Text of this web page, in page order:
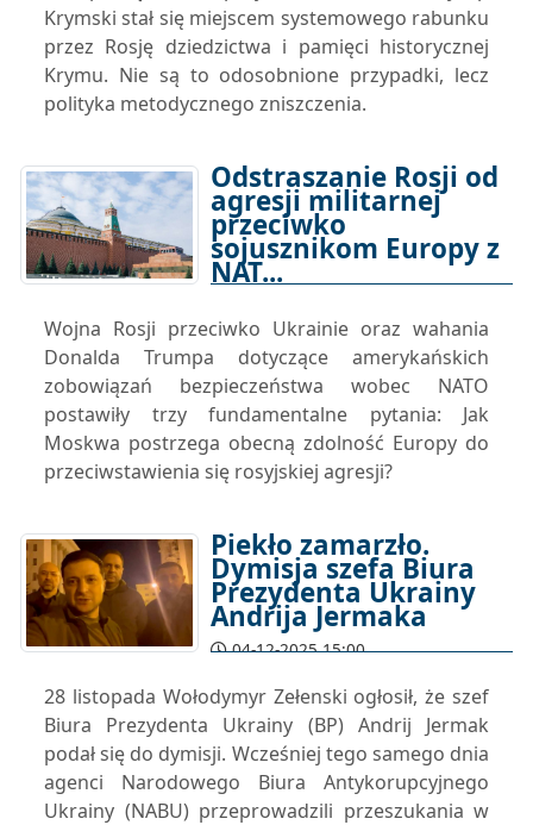
Krymski stał się miejscem systemowego rabunku
przez Rosję dziedzictwa i pamięci historycznej
Krymu. Nie są to odosobnione przypadki, lecz
polityka metodycznego zniszczenia.
Odstraszanie Rosji od
agresji militarnej
przeciwko
sojusznikom Europy z
NAT...
Wojna Rosji przeciwko Ukrainie oraz wahania
Donalda Trumpa dotyczące amerykańskich
zobowiązań bezpieczeństwa wobec NATO
postawiły trzy fundamentalne pytania: Jak
Moskwa postrzega obecną zdolność Europy do
przeciwstawienia się rosyjskiej agresji?
Piekło zamarzło.
Dymisja szefa Biura
Prezydenta Ukrainy
Andrija Jermaka
04-12-2025 15:00
28 listopada Wołodymyr Zełenski ogłosił, że szef
Biura Prezydenta Ukrainy (BP) Andrij Jermak
podał się do dymisji. Wcześniej tego samego dnia
agenci Narodowego Biura Antykorupcyjnego
Ukrainy (NABU) przeprowadzili przeszukania w